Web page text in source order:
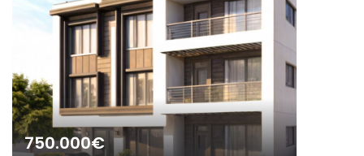
|-Insel Menorca
|-Kosgoda
|-Llubi
|-Llucmajor
750.000€